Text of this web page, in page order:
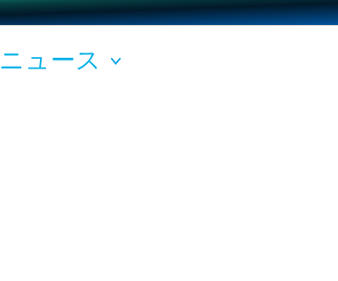
ニュース